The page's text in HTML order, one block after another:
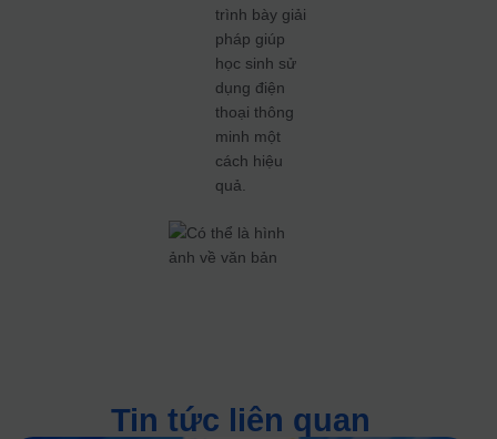
trình bày giải
pháp giúp
học sinh sử
dụng điện
thoại thông
minh một
cách hiệu
quả.
Tin tức liên quan